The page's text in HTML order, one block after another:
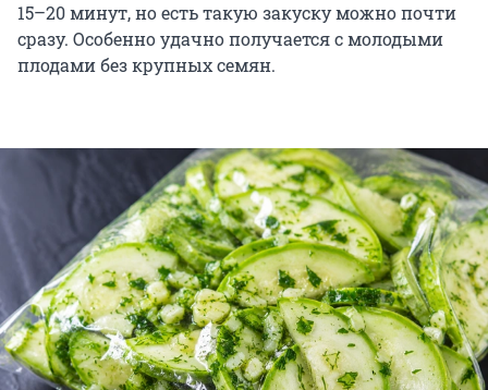
15–20 минут, но есть такую закуску можно почти
сразу. Особенно удачно получается с молодыми
плодами без крупных семян.